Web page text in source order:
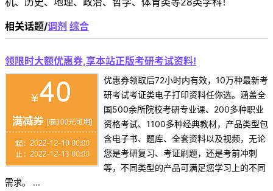
相关话题/调剂 综合
领限时大额优惠券,享本站正版考研考试资料!
优惠券领取后72小时内有效，10万种最新考
研考试考证类电子打印资料任你选。涵盖全
国500余所院校考研专业课、200多种职业
资格考试、1100多种经典教材，产品类型包
含电子书、题库、全套资料以及视频，无论
您是考研复习、考证刷题，还是考前冲刺
等，不同类型的产品可满足您学习上的不同
需求。 ...